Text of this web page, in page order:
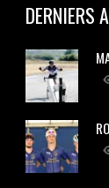
DERNIERS